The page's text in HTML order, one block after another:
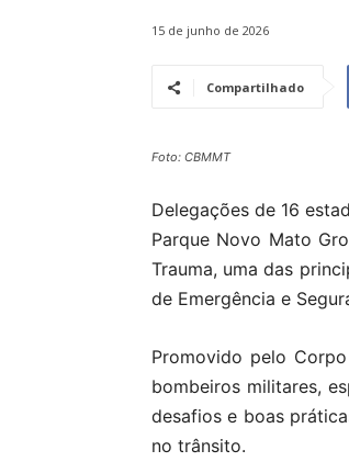
15 de junho de 2026
Compartilhado
Foto: CBMMT
Delegações de 16
Parque Novo Mato
Trauma, uma das
de Emergência e
Promovido pelo
bombeiros militares,
desafios e boas
no trânsito.